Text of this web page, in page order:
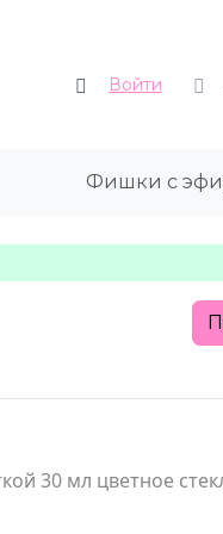
Войти
Фишки с
30 мл цветное